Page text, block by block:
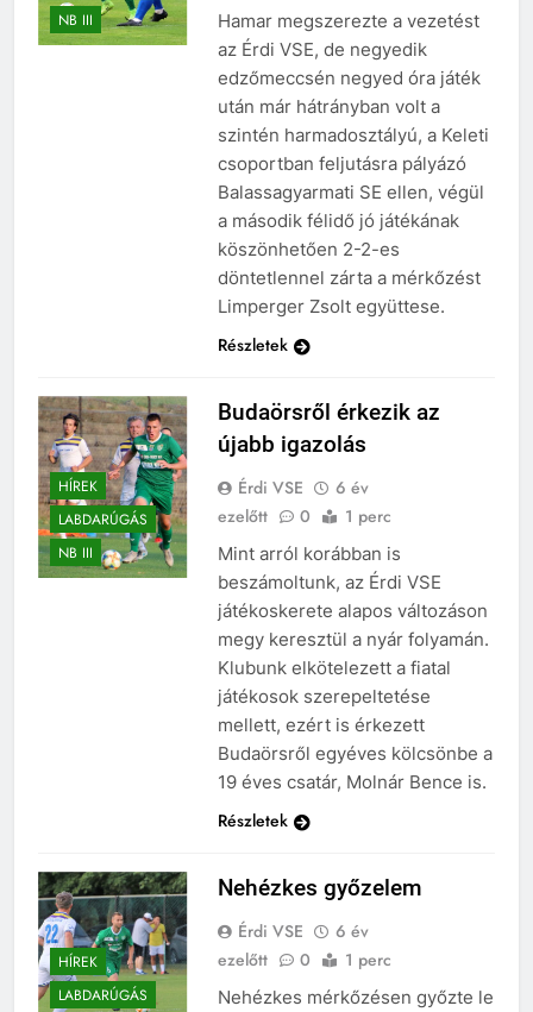
NB III
Hamar megszerezte a vezetést
az Érdi VSE, de negyedik
edzőmeccsén negyed óra játék
után már hátrányban volt a
szintén harmadosztályú, a Keleti
csoportban feljutásra pályázó
Balassagyarmati SE ellen, végül
a második félidő jó játékának
köszönhetően 2-2-es
döntetlennel zárta a mérkőzést
Limperger Zsolt együttese.
Részletek
HÍREK
LABDARÚGÁS
NB III
Budaörsről érkezik az
újabb igazolás
Érdi VSE
6 év
ezelőtt
0 1 perc
Mint arról korábban is
beszámoltunk, az Érdi VSE
játékoskerete alapos változáson
megy keresztül a nyár folyamán.
Klubunk elkötelezett a fiatal
játékosok szerepeltetése
mellett, ezért is érkezett
Budaörsről egyéves kölcsönbe a
19 éves csatár, Molnár Bence is.
Részletek
HÍREK
LABDARÚGÁS
Nehézkes győzelem
Érdi VSE
6 év
ezelőtt
0 1 perc
Nehézkes mérkőzésen győzte le